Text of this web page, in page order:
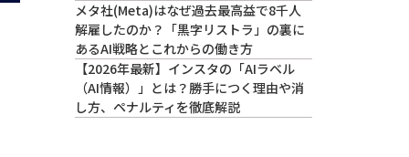
メタ社(Meta)はなぜ過去最高益で8千人
解雇したのか？「黒字リストラ」の裏に
あるAI戦略とこれからの働き方
【2026年最新】インスタの「AIラベル
（AI情報）」とは？勝手につく理由や消
し方、ペナルティを徹底解説